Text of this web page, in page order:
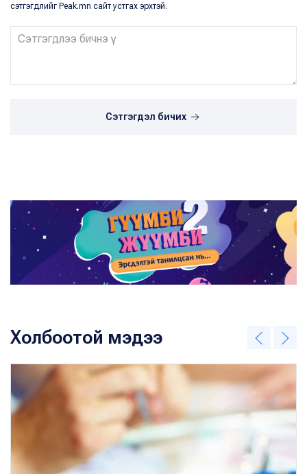
сэтгэгдлийг Peak.mn сайт устгах эрхтэй.
Сэтгэгдэл бичих
Холбоотой мэдээ